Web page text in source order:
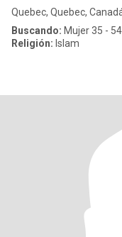
Quebec, Quebec,
Buscando: Mujer 35 - 54
Religión: Islam